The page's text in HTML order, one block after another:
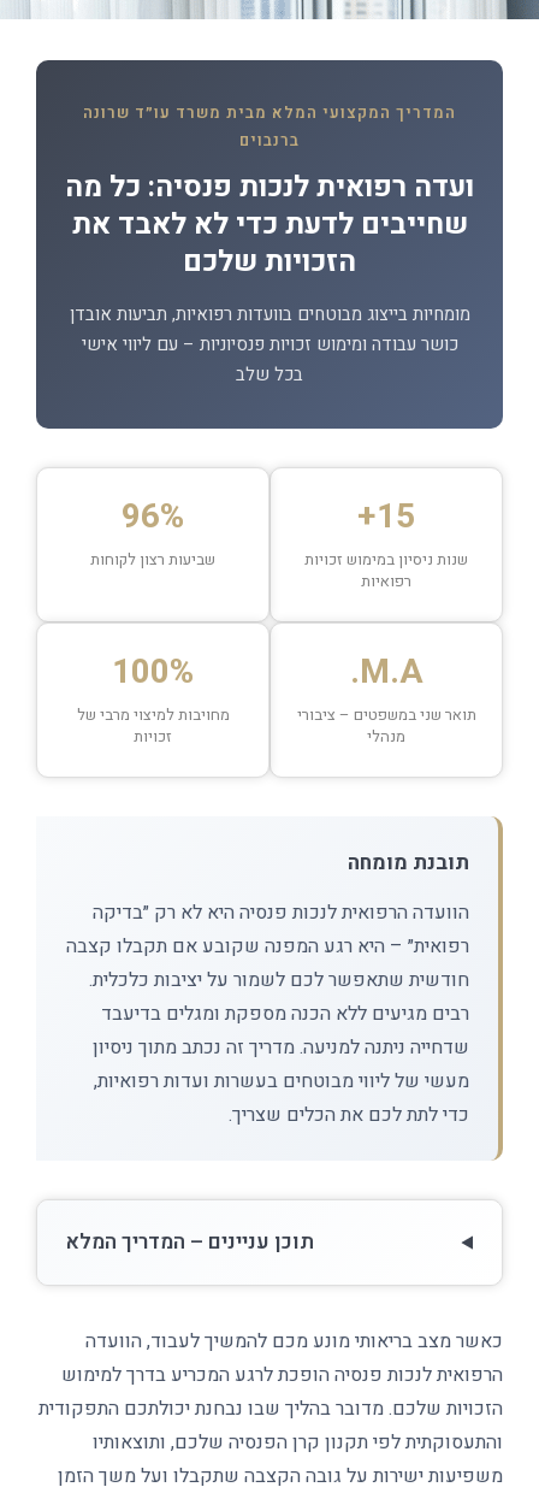
המדריך המקצועי המלא מבית משרד עו״ד שרונה
ברנבוים
ועדה רפואית לנכות פנסיה: כל מה
שחייבים לדעת כדי לא לאבד את
הזכויות שלכם
מומחיות בייצוג מבוטחים בוועדות רפואיות, תביעות אובדן
כושר עבודה ומימוש זכויות פנסיוניות – עם ליווי אישי
בכל שלב
15+
שנות ניסיון במימוש זכויות
רפואיות
96%
שביעות רצון לקוחות
M.A.
תואר שני במשפטים – ציבורי
מנהלי
100%
מחויבות למיצוי מרבי של
זכויות
תובנת מומחה
הוועדה הרפואית לנכות פנסיה היא לא רק ״בדיקה
רפואית״ – היא רגע המפנה שקובע אם תקבלו קצבה
חודשית שתאפשר לכם לשמור על יציבות כלכלית.
רבים מגיעים ללא הכנה מספקת ומגלים בדיעבד
שדחייה ניתנה למניעה. מדריך זה נכתב מתוך ניסיון
מעשי של ליווי מבוטחים בעשרות ועדות רפואיות,
כדי לתת לכם את הכלים שצריך.
תוכן עניינים – המדריך המלא
כאשר מצב בריאותי מונע מכם להמשיך לעבוד, הוועדה
הרפואית לנכות פנסיה הופכת לרגע המכריע בדרך למימוש
הזכויות שלכם. מדובר בהליך שבו נבחנת יכולתכם התפקודית
והתעסוקתית לפי תקנון קרן הפנסיה שלכם, ותוצאותיו
משפיעות ישירות על גובה הקצבה שתקבלו ועל משך הזמן